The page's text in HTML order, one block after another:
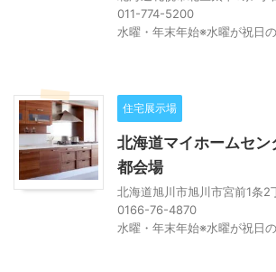
011-774-5200
水曜・年末年始※水曜が祝日
住宅展示場
北海道マイホームセン
都会場
北海道旭川市旭川市宮前1条2
0166-76-4870
水曜・年末年始※水曜が祝日